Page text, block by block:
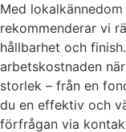
Med
rekommenderar vi
hållbarhet och
arbetskostnaden
storlek – från en
du en effektiv och
förfrågan via